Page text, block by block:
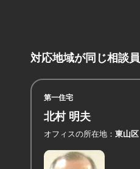
対応地域が同じ相談員
第一住宅
北村 明夫
オフィスの所在地 東山区